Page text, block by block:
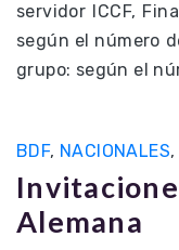
servidor ICCF,
según el número
grupo: según el
BDF, NACIONALES,
Alemana